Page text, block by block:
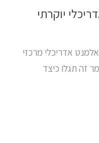
יוקרתי
אדריכלי מרכזי
זה תגלו כיצד